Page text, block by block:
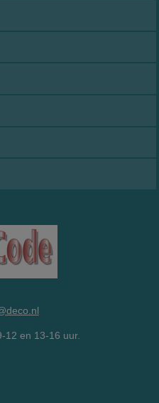
12 en 13-16 uur.